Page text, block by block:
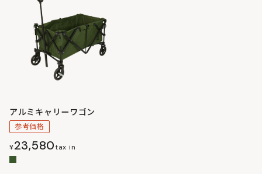
アルミキャリーワゴン
参考価格
¥23,580tax in